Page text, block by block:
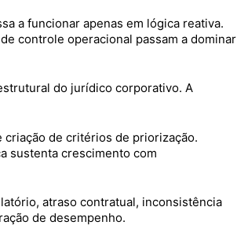
a funcionar apenas em lógica reativa.
controle operacional passam a dominar
do jurídico corporativo. A
de critérios de priorização.
sustenta crescimento com
atraso contratual, inconsistência
de desempenho.